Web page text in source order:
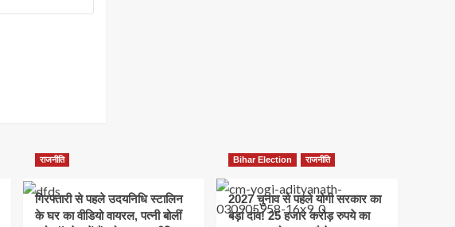
राजनीति
गिरफ्तारी से पहले उदयनिधि स्टालिन
के घर का वीडियो वायरल, पत्नी बोलीं
Bihar Election राजनीति
2027 चुनाव से पहले योगी सरकार का
बड़ा दांव! 25 हजार करोड़ रुपये का